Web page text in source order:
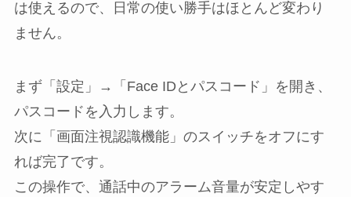
は使えるので、日常の使い勝手はほとんど変わり
ません。
まず「設定」→「Face IDとパスコード」を開き、
パスコードを入力します。
次に「画面注視認識機能」のスイッチをオフにす
れば完了です。
この操作で、通話中のアラーム音量が安定しやす